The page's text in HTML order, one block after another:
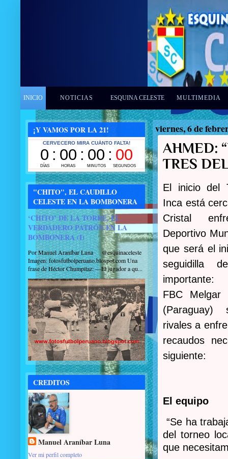
INICIO NOTICIAS ESQUINA CELESTE MULTIMEDIA
viernes, 6 de
AHMED:
TRES
El inicio del
Inca está
Cristal
Deportivo
que será el
seguidilla
importante:
FBC Melgar
(Paraguay)
rivales a
recaudos
siguiente:
El equipo
“Se ha
del torneo
que
¡Y VAMOS POR LA 21!
"CHITO", EL CAUDILLO
CELESTE EN LA BOMBONERA
‘CHITO’ DE LA TORRE, EL
VERDADERO PATRÓN EN LA
BOMBONERA (I)
Por Manuel Araníbar Luna @esquinaceleste
Imagen: fotosfutbolperuano.blospot.com Una
frase de Héctor Chumpitaz: —El jugador a qu...
CREDITOS
Manuel Araníbar Luna
Ver mi perfil completo